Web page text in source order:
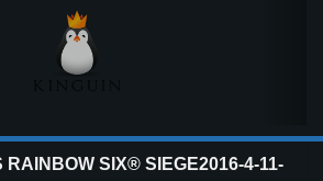
RAINBOW SIX® SIEGE2016-4-11-